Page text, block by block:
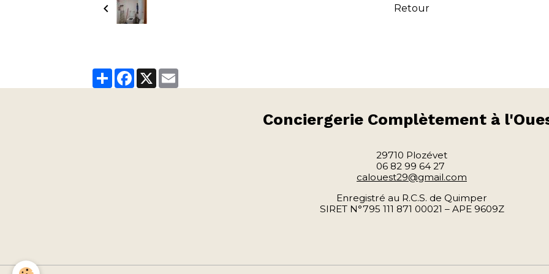
Retour
PartagerFacebook
X
Conciergerie Complètement à
29710 Plozévet
06 82 99 64 27
calouest29@gmail.com
Enregistré au R.C.S. de Quimper
SIRET N°795 111 871 00021 – APE 9609Z